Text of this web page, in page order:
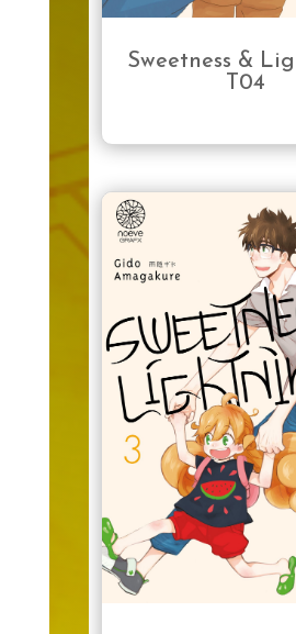
Sweetness &
T04